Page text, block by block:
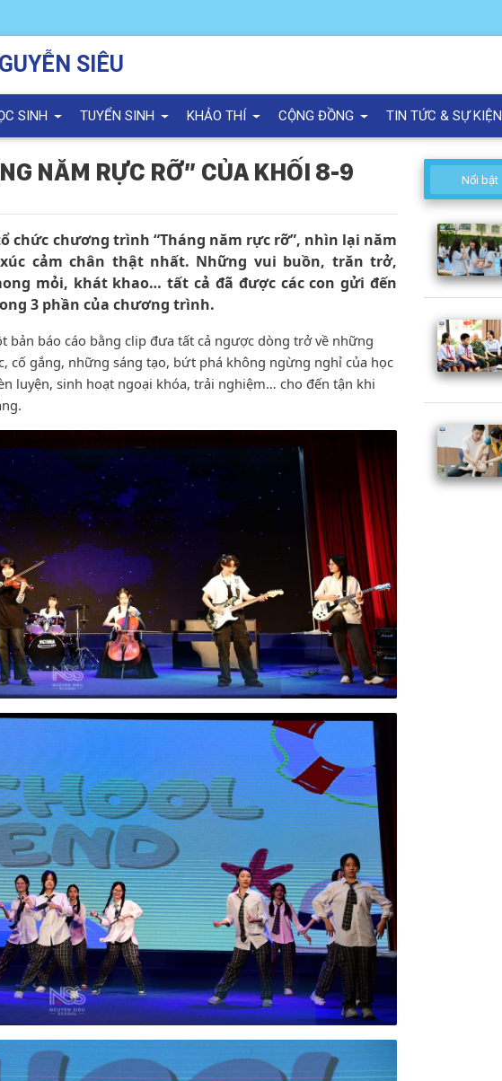
SIÊU
SINH TUYỂN SINH KHẢO THÍ CỘNG ĐỒNG TIN TỨC & SỰ KIỆN
NĂM RỰC RỠ” CỦA KHỐI 8-9
chức chương trình “Tháng năm rực rỡ”, nhìn lại năm
xúc cảm chân thật nhất. Những vui buồn, trăn trở,
mỏi, khát khao… tất cả đã được các con gửi đến
3 phần của chương trình.
bản báo cáo bằng clip đưa tất cả ngược dòng trở về những
cố gắng, những sáng tạo, bứt phá không ngừng nghỉ của học
luyện, sinh hoạt ngoại khóa, trải nghiệm… cho đến tận khi
Nổi bật